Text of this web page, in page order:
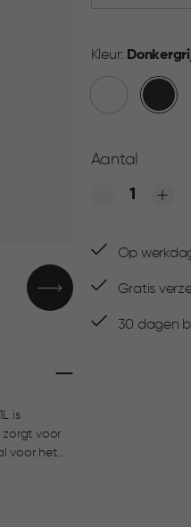
Kleur:
Aantal
Quantity:
Op
Gratis
30 dagen
▶
is
zorgt voor